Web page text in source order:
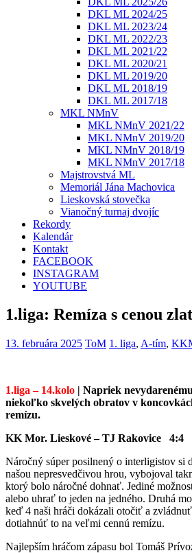
DKL ML 2024/25
DKL ML 2023/24
DKL ML 2022/23
DKL ML 2021/22
DKL ML 2020/21
DKL ML 2019/20
DKL ML 2018/19
DKL ML 2017/18
MKL NMnV
MKL NMnV 2021/22
MKL NMnV 2019/20
MKL NMnV 2018/19
MKL NMnV 2017/18
Majstrovstvá ML
Memoriál Jána Machovica
Lieskovská stovečka
Vianočný turnaj dvojíc
Rekordy
Kalendár
Kontakt
FACEBOOK
INSTAGRAM
YOUTUBE
1.liga: Remíza s cenou
13. februára 2025 ToM 1. liga, A-tím,
1.liga – 14.kolo | Napriek
niekoľko skvelých obratov v
remízu.
KK Mor. Lieskové – TJ Rakovice 4:4
Náročný súper posilnený o interligistov si
našou nepresvedčivou hrou, vybojoval
ktorý bolo náročné dohnať. Jediné
alebo uhrať to jeden na jedného. Druhá
keď 4 naši hráči dokázali otočiť a
dotiahnúť to na veľmi cennú remízu.
Najlepším hráčom zápasu bol Tomáš